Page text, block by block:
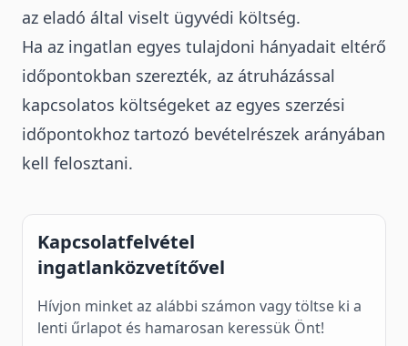
az eladó által viselt ügyvédi költség.
Ha az ingatlan egyes tulajdoni hányadait eltérő
időpontokban szerezték, az átruházással
kapcsolatos költségeket az egyes szerzési
időpontokhoz tartozó bevételrészek arányában
kell felosztani.
Kapcsolatfelvétel
ingatlanközvetítővel
Hívjon minket az alábbi számon vagy töltse ki a
lenti űrlapot és hamarosan keressük Önt!